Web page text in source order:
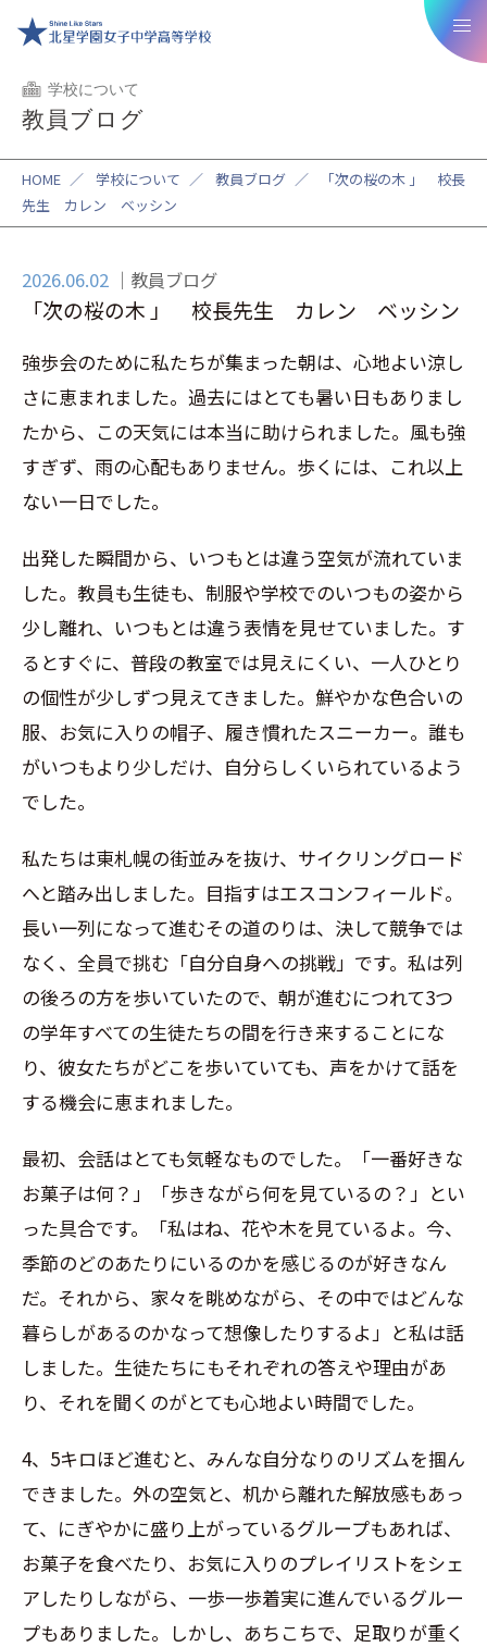
学校について
教員ブログ
HOME ／ 学校について ／ 教員ブログ ／
「次の桜の木 」 校長
先生 カレン ベッシン
2026.06.02 教員ブログ
「次の桜の木 」 校長先生 カレン ベッシン
強歩会のために私たちが集まった朝は、心地よい涼し
さに恵まれました。過去にはとても暑い日もありまし
たから、この天気には本当に助けられました。風も強
すぎず、雨の心配もありません。歩くには、これ以上
ない一日でした。
出発した瞬間から、いつもとは違う空気が流れていま
した。教員も生徒も、制服や学校でのいつもの姿から
少し離れ、いつもとは違う表情を見せていました。す
るとすぐに、普段の教室では見えにくい、一人ひとり
の個性が少しずつ見えてきました。鮮やかな色合いの
服、お気に入りの帽子、履き慣れたスニーカー。誰も
がいつもより少しだけ、自分らしくいられているよう
でした。
私たちは東札幌の街並みを抜け、サイクリングロード
へと踏み出しました。目指すはエスコンフィールド。
長い一列になって進むその道のりは、決して競争では
なく、全員で挑む「自分自身への挑戦」です。私は列
の後ろの方を歩いていたので、朝が進むにつれて3つ
の学年すべての生徒たちの間を行き来することにな
り、彼女たちがどこを歩いていても、声をかけて話を
する機会に恵まれました。
最初、会話はとても気軽なものでした。「一番好きな
お菓子は何？」「歩きながら何を見ているの？」とい
った具合です。「私はね、花や木を見ているよ。今、
季節のどのあたりにいるのかを感じるのが好きなん
だ。それから、家々を眺めながら、その中ではどんな
暮らしがあるのかなって想像したりするよ」と私は話
しました。生徒たちにもそれぞれの答えや理由があ
り、それを聞くのがとても心地よい時間でした。
4、5キロほど進むと、みんな自分なりのリズムを掴ん
できました。外の空気と、机から離れた解放感もあっ
て、にぎやかに盛り上がっているグループもあれば、
お菓子を食べたり、お気に入りのプレイリストをシェ
アしたりしながら、一歩一歩着実に進んでいるグルー
プもありました。しかし、あちこちで、足取りが重く